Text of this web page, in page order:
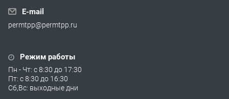
E-mail
permtpp@permtpp.ru
Режим работы
Пн - Чт: с 8:30 до 17:30
Пт: с 8:30 до 16:30
Сб,Вс: выходные дни